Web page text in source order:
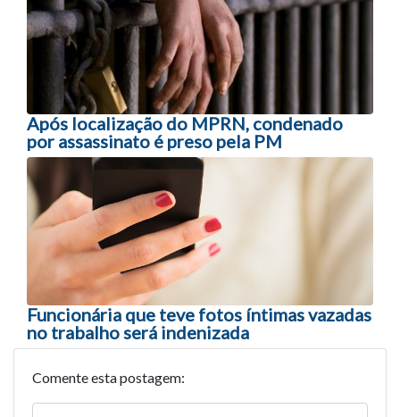
Após localização do MPRN, condenado
por assassinato é preso pela PM
Funcionária que teve fotos íntimas vazadas
no trabalho será indenizada
Comente esta postagem: